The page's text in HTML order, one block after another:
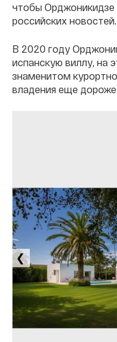
чтобы Орджоникидзе
российских новостей.
В 2020 году
испанскую виллу, на
знаменитом
владения еще
❮